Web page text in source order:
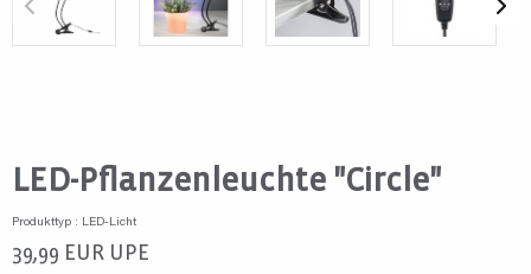
LED-Pflanzenleuchte "Circle"
Produkttyp : LED-Licht
39,99 EUR UPE